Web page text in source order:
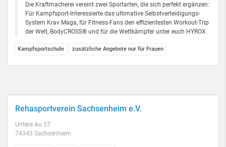
Die Kraftmacherei vereint zwei Sportarten, die sich perfekt ergänzen:
Für Kampfsport-Interessierte das ultimative Selbstverteidigungs-
System Krav Maga, für Fitness-Fans den effizientesten Workout-Trip
der Welt, BodyCROSS® und für die Wettkämpfer unter euch HYROX.
Kampfsportschule zusätzliche Angebote nur für Frauen
Rehasportverein Sachsenheim e.V.
Untere Au 57
74343 Sachsenheim